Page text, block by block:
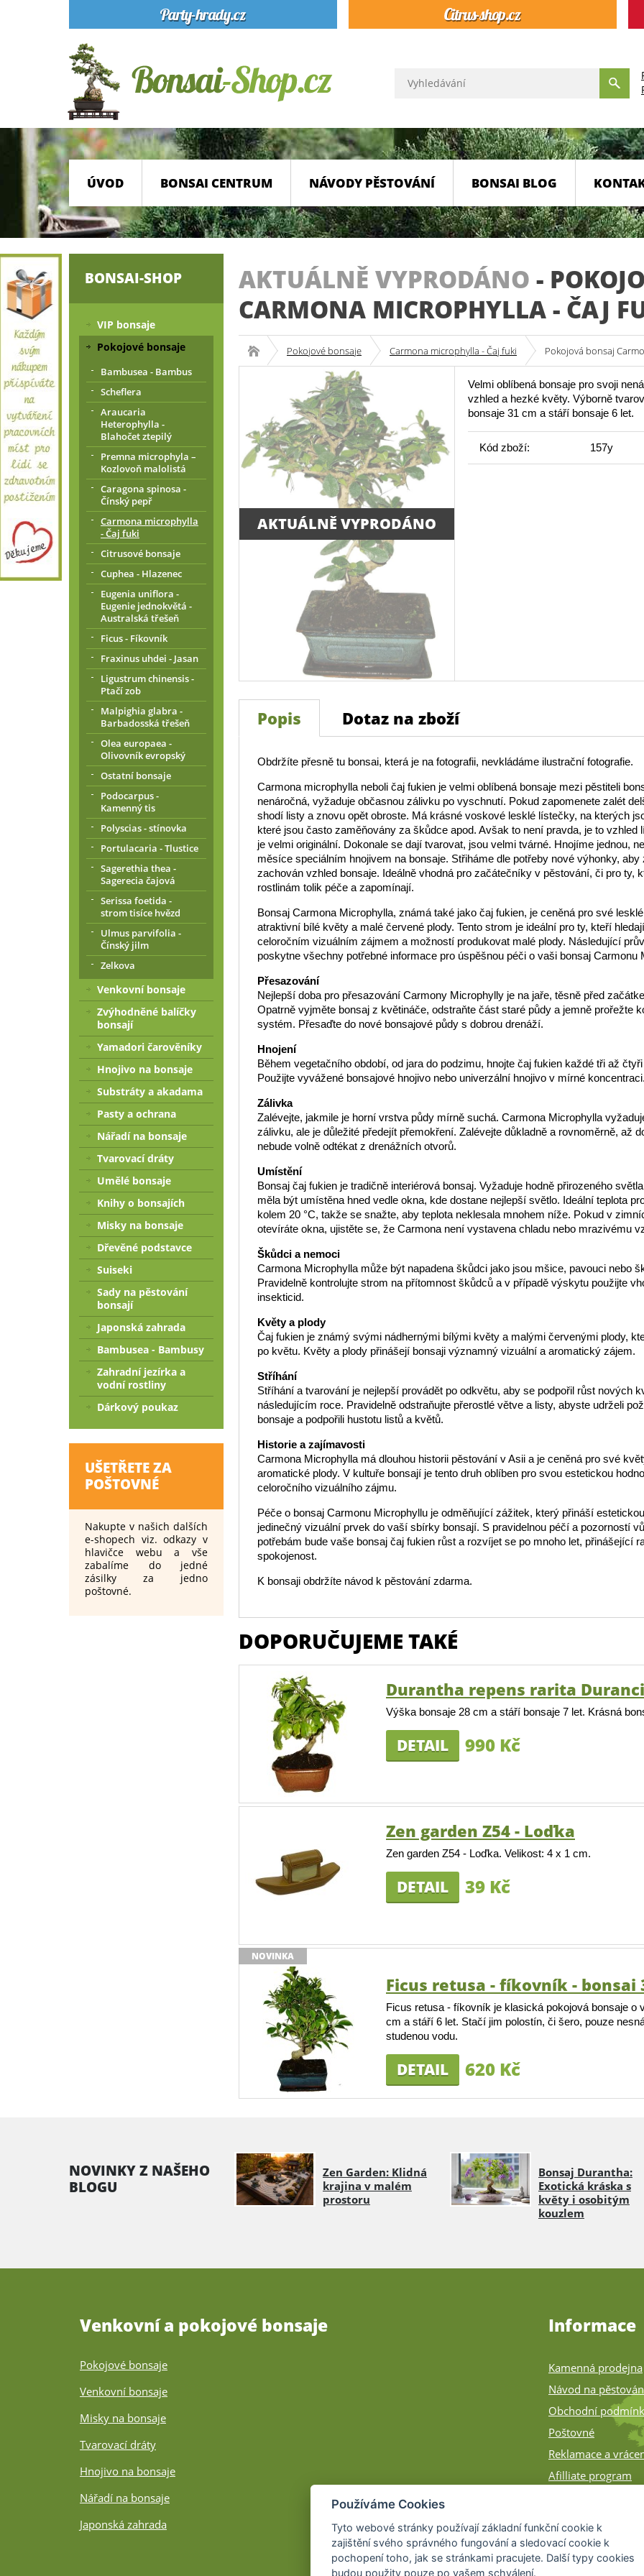
ÚVOD BONSAI CENTRUM NÁVODY PĚSTOVÁNÍ BONSAI BLOG
AKTUÁLNĚ VYPRODÁNO -
CARMONA MICROPHYLLA - ČAJ
Pokojové bonsaje Carmona microphylla - Čaj fuki Pokojová bonsaj
AKTUÁLNĚ VYPRODÁNO
Velmi oblíbená bonsaje pro svoji
vzhled a hezké květy. Výborně
bonsaje 31 cm a stáří bonsaje 6 let.
Kód zboží: 157y
Popis Dotaz na zboží
Obdržíte přesně tu bonsai, která je na fotografii, nevkládáme ilustrační fotografie.
Carmona microphylla neboli čaj fukien je velmi oblíbená bonsaje mezi pěstiteli
nenáročná, vyžaduje občasnou zálivku po vyschnutí. Pokud zapomenete zalét
shodí listy a znovu opět obroste. Má krásné voskové lesklé lístečky, na kterých
které jsou často zaměňovány za škůdce apod. Avšak to není pravda, je to vzhled
je velmi originální. Dokonale se dají tvarovat, jsou velmi tvárné. Hnojíme jednou,
měsíce speciálním hnojivem na bonsaje. Střiháme dle potřeby nové výhonky, aby
zachován vzhled bonsaje. Ideálně vhodná pro začátečníky v pěstování, či pro ty,
rostlinám tolik péče a zapomínají.
Bonsaj Carmona Microphylla, známá také jako čaj fukien, je ceněná pro své
atraktivní bílé květy a malé červené plody. Tento strom je ideální pro ty, kteří
celoročním vizuálním zájmem a možností produkovat malé plody. Následující
poskytne všechny potřebné informace pro úspěšnou péči o vaši bonsaj Carmonu
Přesazování
Nejlepší doba pro přesazování Carmony Microphylly je na jaře, těsně před
Opatrně vyjměte bonsaj z květináče, odstraňte část staré půdy a jemně prořežte
systém. Přesaďte do nové bonsajové půdy s dobrou drenáží.
Hnojení
Během vegetačního období, od jara do podzimu, hnojte čaj fukien každé tři až
Použijte vyvážené bonsajové hnojivo nebo univerzální hnojivo v mírné koncentraci.
Zálivka
Zalévejte, jakmile je horní vrstva půdy mírně suchá. Carmona Microphylla
zálivku, ale je důležité předejít přemokření. Zalévejte důkladně a rovnoměrně, až
nebude volně odtékat z drenážních otvorů.
Umístění
Bonsaj čaj fukien je tradičně interiérová bonsaj. Vyžaduje hodně přirozeného
měla být umístěna hned vedle okna, kde dostane nejlepší světlo. Ideální teplota
kolem 20 °C, takže se snažte, aby teplota neklesala mnohem níže. Pokud v
otevíráte okna, ujistěte se, že Carmona není vystavena chladu nebo mrazivému
Škůdci a nemoci
Carmona Microphylla může být napadena škůdci jako jsou mšice, pavouci nebo
Pravidelně kontrolujte strom na přítomnost škůdců a v případě výskytu použijte
insekticid.
Květy a plody
Čaj fukien je známý svými nádhernými bílými květy a malými červenými plody,
po květu. Květy a plody přinášejí bonsaji významný vizuální a aromatický zájem.
Stříhání
Stříhání a tvarování je nejlepší provádět po odkvětu, aby se podpořil růst nových
následujícím roce. Pravidelně odstraňujte přerostlé větve a listy, abyste udrželi
bonsaje a podpořili hustotu listů a květů.
Historie a zajímavosti
Carmona Microphylla má dlouhou historii pěstování v Asii a je ceněná pro své
aromatické plody. V kultuře bonsají je tento druh oblíben pro svou estetickou
celoročního vizuálního zájmu.
Péče o bonsaj Carmonu Microphyllu je odměňující zážitek, který přináší
jedinečný vizuální prvek do vaší sbírky bonsají. S pravidelnou péčí a pozorností
potřebám bude vaše bonsaj čaj fukien růst a rozvíjet se po mnoho let, přinášející
spokojenost.
K bonsaji obdržíte návod k pěstování zdarma.
DOPORUČUJEME TAKÉ
Durantha repens rarita
Výška bonsaje 28 cm a stáří bonsaje 7 let. Krásná
DETAIL 990 Kč
Zen garden Z54 - Loďka
Zen garden Z54 - Loďka. Velikost: 4 x 1 cm.
DETAIL 39 Kč
NOVINKA
Ficus retusa - fíkovník - bonsai
Ficus retusa - fíkovník je klasická pokojová bonsaje o
cm a stáří 6 let. Stačí jim polostín, či šero, pouze
studenou vodu.
DETAIL 620 Kč
BONSAI-SHOP
VIP bonsaje
Pokojové bonsaje
Bambusea - Bambus
Scheflera
Araucaria
Heterophylla -
Blahočet ztepilý
Premna microphyla –
Kozlovoň malolistá
Caragona spinosa -
Čínský pepř
Carmona microphylla
- Čaj fuki
Citrusové bonsaje
Cuphea - Hlazenec
Eugenia uniflora -
Eugenie jednokvětá -
Australská třešeň
Ficus - Fíkovník
Fraxinus uhdei - Jasan
Ligustrum chinensis -
Ptačí zob
Malpighia glabra -
Barbadosská třešeň
Olea europaea -
Olivovník evropský
Ostatní bonsaje
Podocarpus -
Kamenný tis
Polyscias - stínovka
Portulacaria - Tlustice
Sagerethia thea -
Sagerecia čajová
Serissa foetida -
strom tisíce hvězd
Ulmus parvifolia -
Čínský jilm
Zelkova
Venkovní bonsaje
Zvýhodněné balíčky
bonsají
Yamadori čarověníky
Hnojivo na bonsaje
Substráty a akadama
Pasty a ochrana
Nářadí na bonsaje
Tvarovací dráty
Umělé bonsaje
Knihy o bonsajích
Misky na bonsaje
Dřevěné podstavce
Suiseki
Sady na pěstování
bonsají
Japonská zahrada
Bambusea - Bambusy
Zahradní jezírka a
vodní rostliny
Dárkový poukaz
UŠETŘETE ZA
POŠTOVNÉ
Nakupte v našich dalších
e-shopech viz. odkazy v
hlavičce webu a vše
zabalíme do jedné
zásilky za jedno
poštovné.
NOVINKY Z NAŠEHO
BLOGU
Zen Garden: Klidná
krajina v malém
prostoru
Bonsaj Durantha:
Exotická kráska s
květy i osobitým
kouzlem
Venkovní a pokojové bonsaje
Pokojové bonsaje
Venkovní bonsaje
Misky na bonsaje
Tvarovací dráty
Hnojivo na bonsaje
Nářadí na bonsaje
Japonská zahrada
Informace
Kamenná prodejna
Návod na
Obchodní
Poštovné
Reklamace a
Afilliate program
Používáme Cookies
Tyto webové stránky používají základní funkční cookie k
zajištění svého správného fungování a sledovací cookie k
pochopení toho, jak se stránkami pracujete. Další typy cookies
budou použity pouze po vašem schválení.